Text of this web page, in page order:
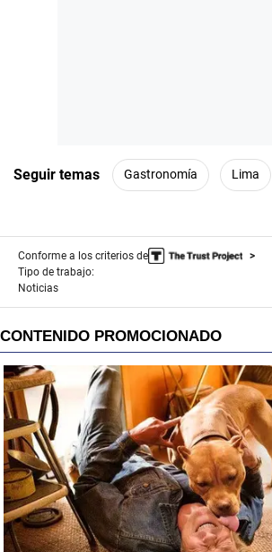
Seguir temas Gastronomía Lima
Conforme a los criterios de
Tipo de trabajo:
Noticias